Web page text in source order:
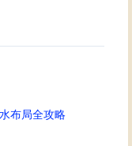
布局全攻略